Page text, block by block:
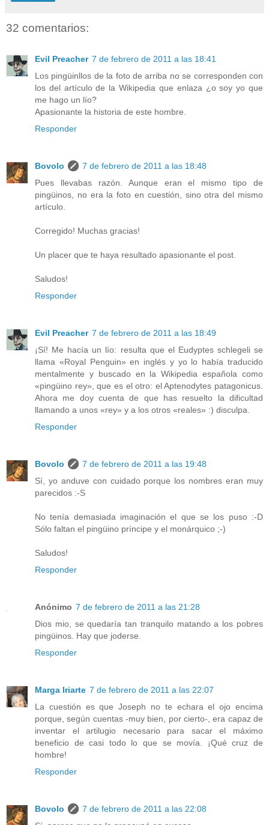
32 comentarios:
Evil Preacher 7 de febrero de 2011 a las 18:41
Los pingüinllos de la foto de arriba no se corresponden con
los del artículo de la Wikipedia que enlaza ¿o soy yo que
me hago un lío?
Apasionante la historia de este hombre.
Responder
Bovolo
7 de febrero de 2011 a las 18:48
Pues llevabas razón. Aunque eran el mismo tipo de
pingüinos, no era la foto en cuestión, sino otra del mismo
artículo.
Corregido! Muchas gracias!
Un placer que te haya resultado apasionante el post.
Saludos!
Responder
Evil Preacher 7 de febrero de 2011 a las 18:49
¡Sí! Me hacía un lío: resulta que el Eudyptes schlegeli se
llama «Royal Penguin» en inglés y yo lo había traducido
mentalmente y buscado en la Wikipedia española como
«pingüino rey», que es el otro: el Aptenodytes patagonicus.
Ahora me doy cuenta de que has resuelto la dificultad
llamando a unos «rey» y a los otros «reales» :) disculpa.
Responder
Bovolo
7 de febrero de 2011 a las 19:48
Sí, yo anduve con cuidado porque los nombres eran muy
parecidos :-S
No tenía demasiada imaginación el que se los puso :-D
Sólo faltan el pingüino príncipe y el monárquico ;-)
Saludos!
Responder
Anónimo 7 de febrero de 2011 a las 21:28
Dios mio, se quedaría tan tranquilo matando a los pobres
pingüinos. Hay que joderse.
Responder
Marga Iriarte 7 de febrero de 2011 a las 22:07
La cuestión es que Joseph no te echara el ojo encima
porque, según cuentas -muy bien, por cierto-, era capaz de
inventar el artilugio necesario para sacar el máximo
beneficio de casi todo lo que se movía. ¡Qué cruz de
hombre!
Responder
Bovolo
7 de febrero de 2011 a las 22:08